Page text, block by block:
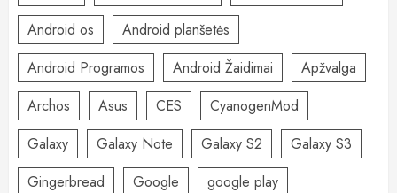
Android os
Android planšetės
Android Programos
Android Žaidimai
Apžvalga
Archos
Asus CES
CyanogenMod
Galaxy
Galaxy Note Galaxy S2
Galaxy S3
Gingerbread
Google
google play